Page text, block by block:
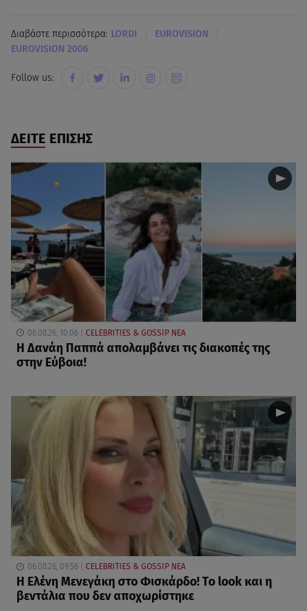
Διαβάστε περισσότερα: LORDI EUROVISION
EUROVISION 2006
Follow us:
ΔΕΙΤΕ ΕΠΙΣΗΣ
06.08.26, 10:06 CELEBRITIES & GOSSIP ΝΕΑ
Η Δανάη Παππά απολαμβάνει τις διακοπές της
στην Εύβοια!
06.08.26, 09:56 CELEBRITIES & GOSSIP ΝΕΑ
Η Ελένη Μενεγάκη στο Φισκάρδο! Το look και η
βεντάλια που δεν αποχωρίστηκε